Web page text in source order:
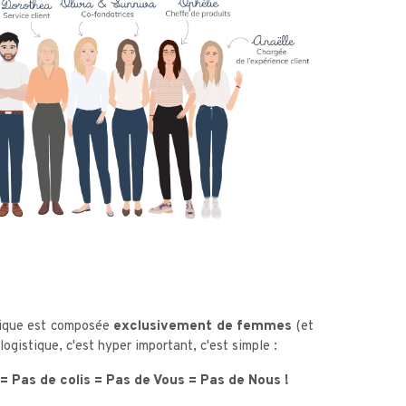
est composée exclusivement de femmes (et
c'est hyper important, c'est simple :
Pas de colis = Pas de Vous = Pas de Nous !